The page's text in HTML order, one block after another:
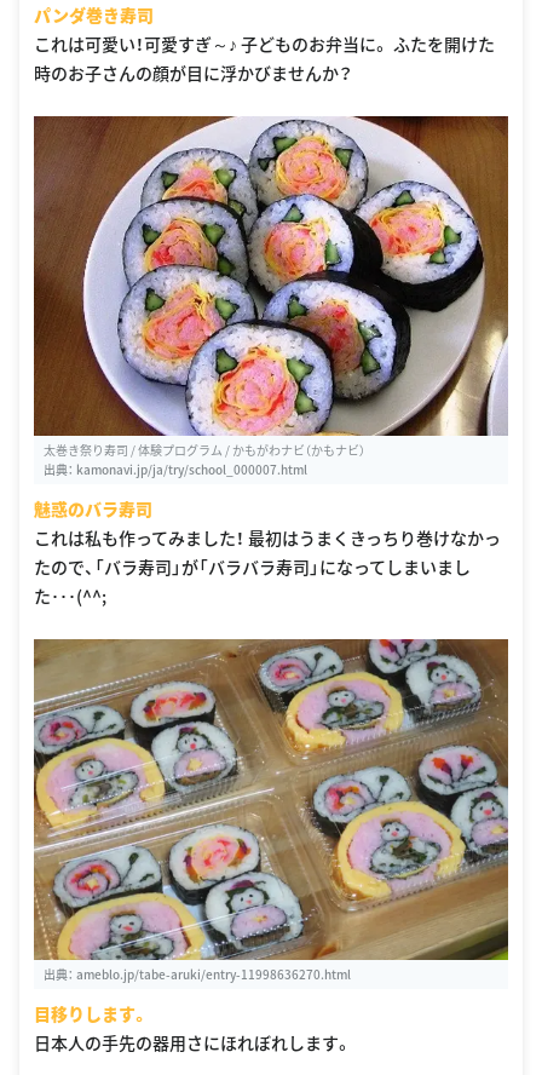
パンダ巻き寿司
これは可愛い！可愛すぎ～♪ 子どものお弁当に。 ふたを開けた
時のお子さんの顔が目に浮かびませんか？
太巻き祭り寿司 / 体験プログラム / かもがわナビ（かもナビ）
出典： kamonavi.jp/ja/try/school_000007.html
魅惑のバラ寿司
これは私も作ってみました！ 最初はうまくきっちり巻けなかっ
たので、「バラ寿司」が「バラバラ寿司」になってしまいまし
た･･･(^^;
出典： ameblo.jp/tabe-aruki/entry-11998636270.html
目移りします。
日本人の手先の器用さにほれぼれします。